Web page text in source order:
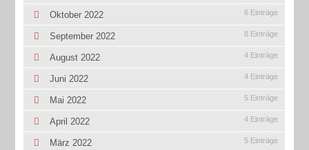
Oktober 2022 6 Einträge
September 2022 8 Einträge
August 2022 4 Einträge
Juni 2022 4 Einträge
Mai 2022 5 Einträge
April 2022 4 Einträge
März 2022 5 Einträge